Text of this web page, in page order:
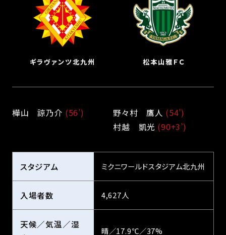
ギラヴァンツ北九州 松本山雅ＦＣ
樺山　諒乃介 (56’) 野々村　鷹人 (54’)
村越　凱光 (90+3’)
スタジアム ミクニワールドスタジアム北九州
入場者数 4,627人
天候／気温／湿
晴／17.9℃／37%